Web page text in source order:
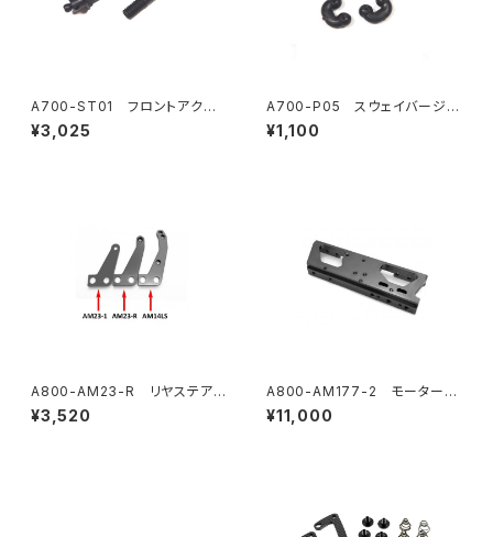
A700-ST01 フロントアクス
ル （2）
¥3,025
A700-P05 スウェイバージョ
イント （4）
¥1,100
A800-AM23-R リヤステアリ
ングアームR (2)
¥3,520
A800-AM177-2 モーターマ
ウントV2
¥11,000